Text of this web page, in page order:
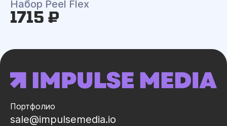
Набор Peel Flex
1715 ₽
Портфолио
sale@impulsemedia.io